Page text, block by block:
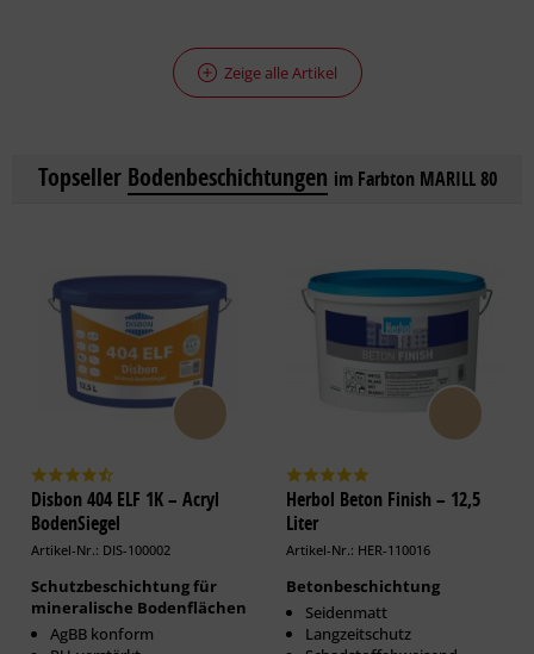
Zeige alle Artikel
Topseller Bodenbeschichtungen im Farbton MARILL 80
Disbon 404 ELF 1K – Acryl
BodenSiegel
Artikel-Nr.: DIS-100002
Schutzbeschichtung für
mineralische Bodenflächen
AgBB konform
Herbol Beton Finish – 12,5
Liter
Artikel-Nr.: HER-110016
Betonbeschichtung
Seidenmatt
Langzeitschutz